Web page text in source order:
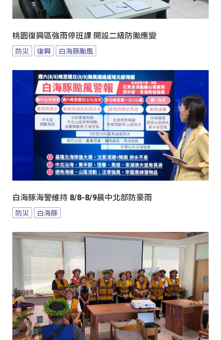
桃園復興區強雨停班課 開設二級防颱應變
防災 復興 白海豚颱風
白海豚海警維持 8/8-8/9晨中北部防豪雨
防災 白海豚